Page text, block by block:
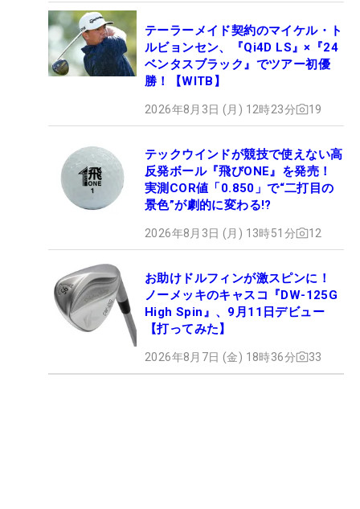
テーラーメイド契約のマイケル・ト
ルビョンセン、『Qi4D LS』×『24
ベンタスブラック』でツアー初優
勝！【WITB】
2026年8月3日 (月) 12時23分 19
テックウインドが競技で使えない高
反発ボール『飛びONE』を発売！
実測COR値「0.850」で“二打目の
景色”が劇的に変わる!?
2026年8月3日 (月) 13時51分 12
お助けドルフィンが激スピンに！
ノーメッキのキャスコ『DW-125G
High Spin』、9月11日デビュー
【打ってみた】
2026年8月7日 (金) 18時36分 33